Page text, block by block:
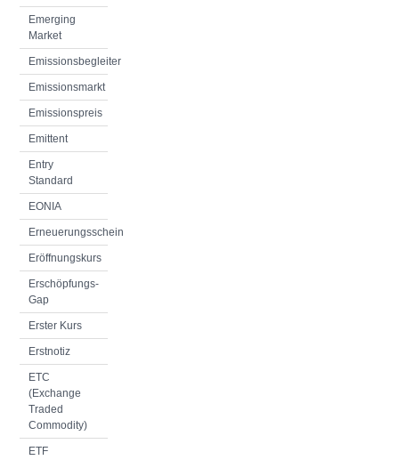
Emerging
Market
Emissionsbegleiter
Emissionsmarkt
Emissionspreis
Emittent
Entry
Standard
EONIA
Erneuerungsschein
Eröffnungskurs
Erschöpfungs-
Gap
Erster Kurs
Erstnotiz
ETC
(Exchange
Traded
Commodity)
ETF